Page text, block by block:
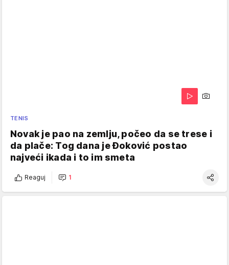
TENIS
Novak je pao na zemlju, počeo da se trese i
da plače: Tog dana je Đoković postao
najveći ikada i to im smeta
Reaguj 1